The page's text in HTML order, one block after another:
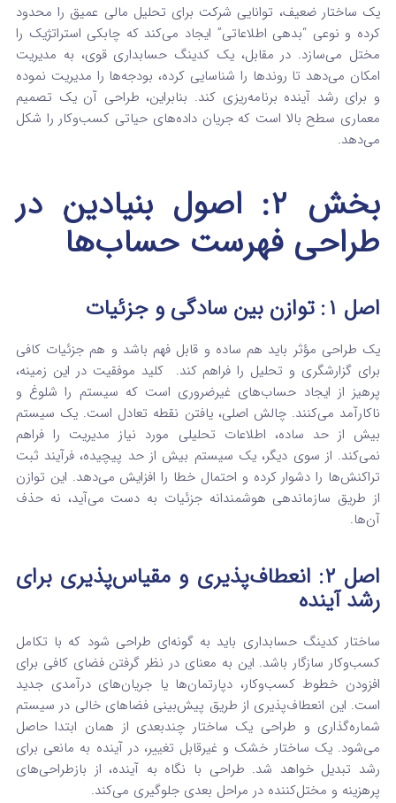
یک ساختار ضعیف، توانایی شرکت برای تحلیل مالی عمیق را محدود
کرده و نوعی “بدهی اطلاعاتی” ایجاد می‌کند که چابکی استراتژیک را
مختل می‌سازد. در مقابل، یک کدینگ حسابداری قوی، به مدیریت
امکان می‌دهد تا روندها را شناسایی کرده، بودجه‌ها را مدیریت نموده
و برای رشد آینده برنامه‌ریزی کند. بنابراین، طراحی آن یک تصمیم
معماری سطح بالا است که جریان داده‌های حیاتی کسب‌وکار را شکل
می‌دهد.
بخش ۲: اصول بنیادین در
طراحی فهرست حساب‌ها
اصل ۱: توازن بین سادگی و جزئیات
یک طراحی مؤثر باید هم ساده و قابل فهم باشد و هم جزئیات کافی
برای گزارشگری و تحلیل را فراهم کند.
کلید موفقیت در این زمینه،
پرهیز از ایجاد حساب‌های غیرضروری است که سیستم را شلوغ و
ناکارآمد می‌کنند.چالش اصلی، یافتن نقطه تعادل است. یک سیستم
بیش از حد ساده، اطلاعات تحلیلی مورد نیاز مدیریت را فراهم
نمی‌کند. از سوی دیگر، یک سیستم بیش از حد پیچیده، فرآیند ثبت
تراکنش‌ها را دشوار کرده و احتمال خطا را افزایش می‌دهد. این توازن
از طریق سازماندهی هوشمندانه جزئیات به دست می‌آید، نه حذف
آن‌ها.
اصل ۲: انعطاف‌پذیری و مقیاس‌پذیری برای
رشد آینده
ساختار کدینگ حسابداری باید به گونه‌ای طراحی شود که با تکامل
کسب‌وکار سازگار باشد. این به معنای در نظر گرفتن فضای کافی برای
افزودن خطوط کسب‌وکار، دپارتمان‌ها یا جریان‌های درآمدی جدید
است. این انعطاف‌پذیری از طریق پیش‌بینی فضاهای خالی در سیستم
شماره‌گذاری و طراحی یک ساختار چندبعدی از همان ابتدا حاصل
می‌شود.یک ساختار خشک و غیرقابل تغییر، در آینده به مانعی برای
رشد تبدیل خواهد شد. طراحی با نگاه به آینده، از بازطراحی‌های
پرهزینه و مختل‌کننده در مراحل بعدی جلوگیری می‌کند.